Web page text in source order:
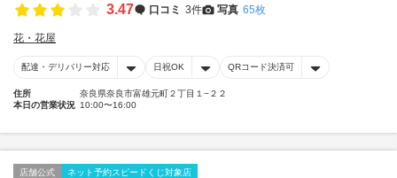
3.47 口コミ 3件 写真 65枚
花・花屋
配達・デリバリー対応 日祝OK QRコード決済可
住所
奈良県奈良市富雄元町２丁目１−２２
本日の営業状況 10:00〜16:00
店舗公式 ネット予約スピードくじ対象店